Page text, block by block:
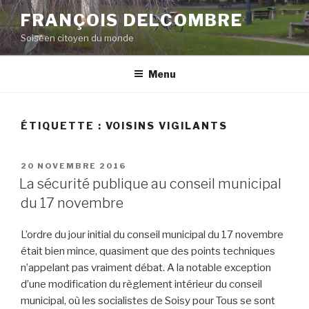
Aller
au
contenu
principal
FRANÇOIS DELCOMBRE
Soiséen citoyen du monde
Menu
ÉTIQUETTE : VOISINS VIGILANTS
PUBLIÉ
LE
20 NOVEMBRE 2016
La sécurité publique au conseil municipal
du 17 novembre
L’ordre du jour initial du conseil municipal du 17 novembre
était bien mince, quasiment que des points techniques
n’appelant pas vraiment débat. A la notable exception
d’une modification du règlement intérieur du conseil
municipal, où les socialistes de Soisy pour Tous se sont